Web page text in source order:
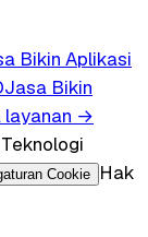
Bikin Aplikasi
Jasa Bikin
layanan →
Cookie
Hak